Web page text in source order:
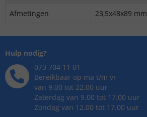
Afmetingen
23,5x48x89 mm
Hulp nodig?
073 704 11 01
Bereikbaar op ma t/m vr
van 9.00 tot 22.00 uur
Zaterdag van 9.00 tot 17.00 uur
Zondag van 12.00 tot 17.00 uur